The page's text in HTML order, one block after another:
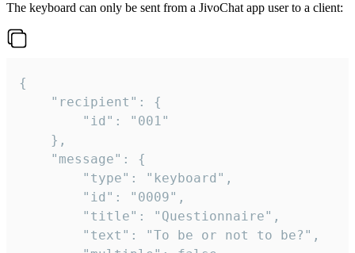
The keyboard can only be sent from a JivoChat app user to a client:
{